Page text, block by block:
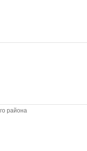
района